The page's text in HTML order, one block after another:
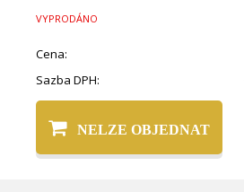
VYPRODÁNO
Cena:
Sazba DPH:
NELZE OBJEDNAT